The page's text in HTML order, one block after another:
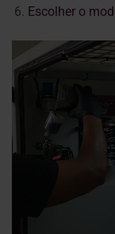
Escolher o